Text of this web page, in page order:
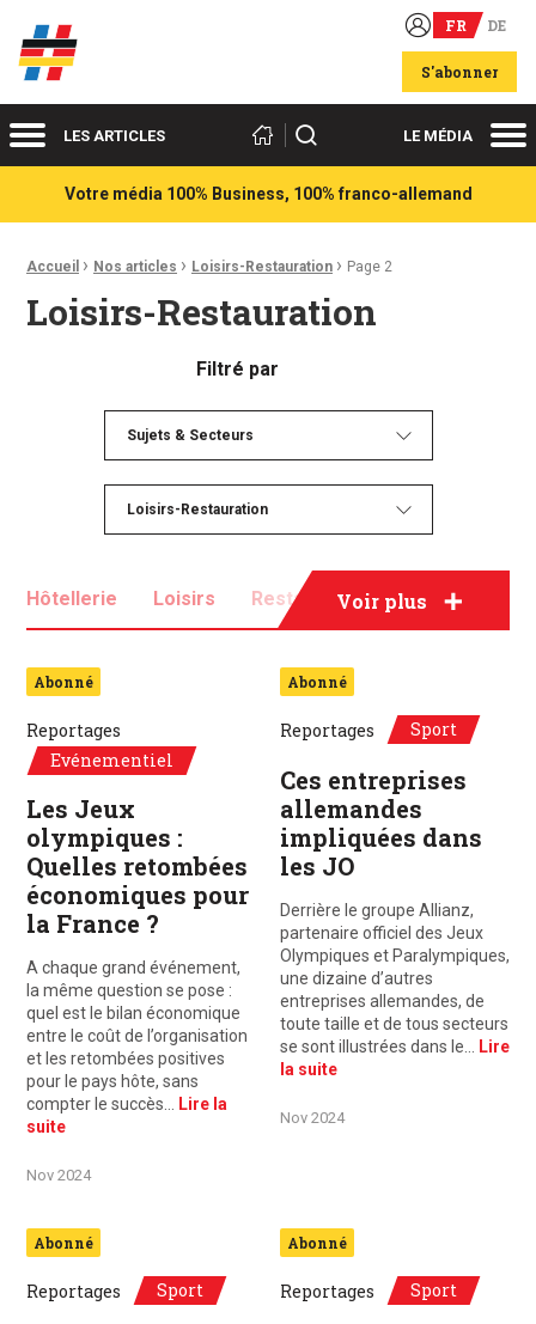
Acteurs du franco-allemand FR DE
S'abonner
MenuLES ARTICLES Rechercher LE MÉDIA
Votre média 100% Business, 100% franco-allemand
Fil d'Ariane :
Accueil › Nos articles › Loisirs-Restauration › Page 2
Loisirs-Restauration
Filtré par
Sujets & Secteurs
Loisirs-Restauration
Voir plus
Hôtellerie Loisirs Restauration Sport
Abonné
Reportages
Evénementiel
Les Jeux
olympiques :
Quelles retombées
économiques pour
la France ?
A chaque grand événement,
la même question se pose :
quel est le bilan économique
entre le coût de l’organisation
et les retombées positives
pour le pays hôte, sans
compter le succès…
Lire la
suite
Nov 2024
Abonné
Reportages Sport
Ces entreprises
allemandes
impliquées dans
les JO
Derrière le groupe Allianz,
partenaire officiel des Jeux
Olympiques et Paralympiques,
une dizaine d’autres
entreprises allemandes, de
toute taille et de tous secteurs
se sont illustrées dans le…
Lire
la suite
Nov 2024
Abonné
Reportages Sport
Abonné
Reportages Sport